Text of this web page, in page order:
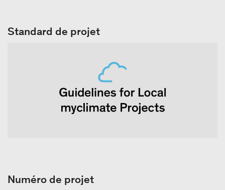
Standard de projet
Numéro de projet